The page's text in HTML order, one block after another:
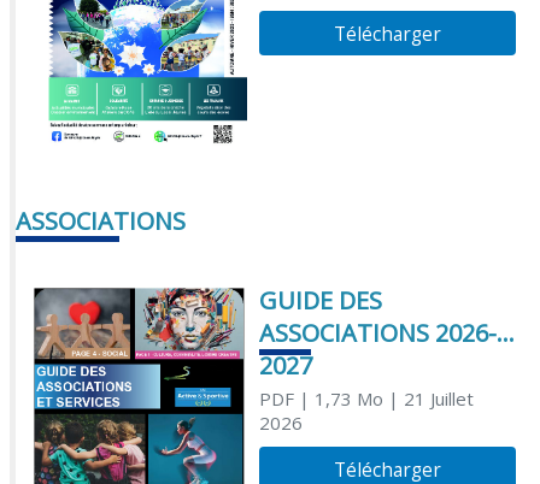
Télécharger
ASSOCIATIONS
GUIDE DES
ASSOCIATIONS 2026-
2027
PDF| 1,73 Mo | 21 Juillet
2026
Télécharger